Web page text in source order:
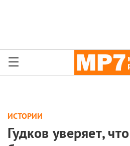
ИСТОРИИ
Гудков уверяет,